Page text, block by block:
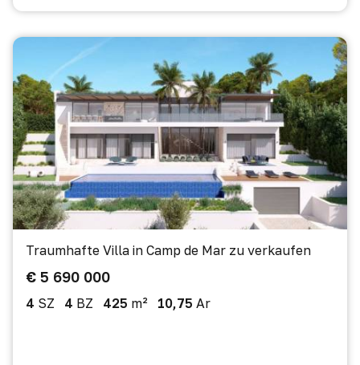
Traumhafte Villa in Camp de Mar zu verkaufen
€ 5 690 000
4 SZ 4 BZ 425 m² 10,75 Ar